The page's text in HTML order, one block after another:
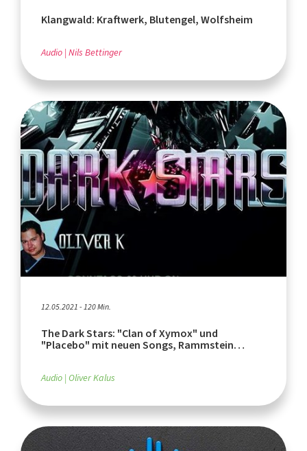
Klangwald: Kraftwerk, Blutengel, Wolfsheim
Audio Nils Bettinger
12.05.2021 - 120 Min.
The Dark Stars: "Clan of Xymox" und
"Placebo" mit neuen Songs, Rammstein
Audio Oliver Kalus